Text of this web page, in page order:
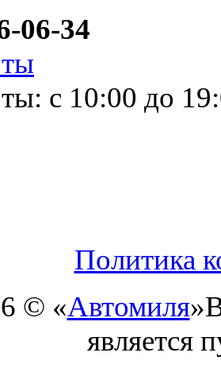
06-34
с 10:00 до
Политика
© «Автомиля»
является